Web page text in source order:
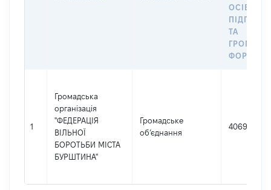
ОСІБ –
ТА
1
Громадська
організація
"ФЕДЕРАЦІЯ
ВІЛЬНОЇ
БОРОТЬБИ МІСТА
БУРШТИНА"
Громадське
об’єднання
40697667